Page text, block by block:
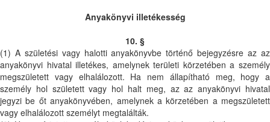
Anyakönyvi illetékesség
10. §
(1) A születési vagy halotti anyakönyvbe történő bejegyzésre az az
anyakönyvi hivatal illetékes, amelynek területi körzetében a személy
megszületett vagy elhalálozott. Ha nem állapítható meg, hogy a
személy hol született vagy hol halt meg, az az anyakönyvi hivatal
jegyzi be őt anyakönyvében, amelynek a körzetében a megszületett
vagy elhalálozott személyt megtalálták.